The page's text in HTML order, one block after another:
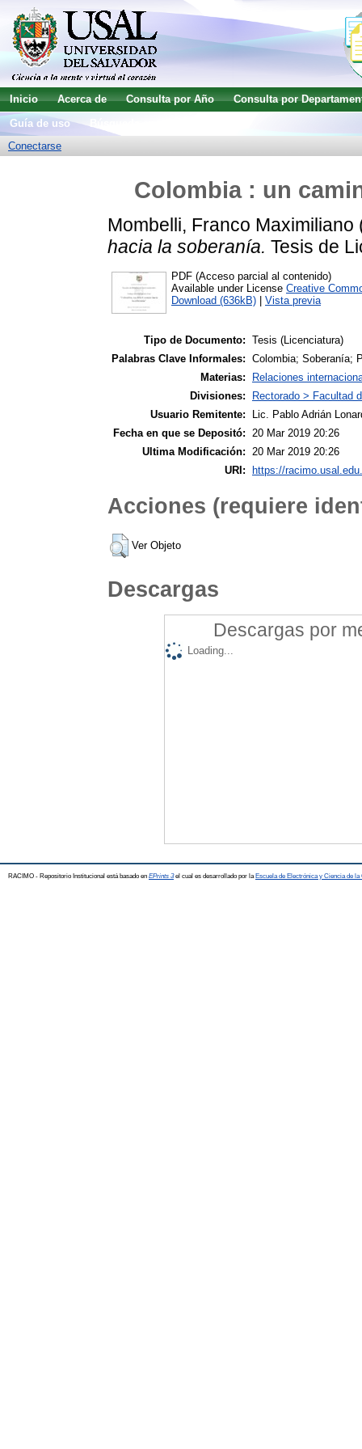
Inicio Acerca de Consulta por Año
Consulta por
Guía de uso
Conectarse
Colombia : un
Mombelli, Franco Maximiliano
hacia la soberanía. Tesis de
PDF (Acceso parcial al contenido)
Available under License Creative
Download (636kB)
Vista previa
Tipo de Documento: Tesis (Licenciatura)
Palabras Clave Informales: Colombia; Soberanía;
Materias:
Relaciones
Divisiones:
Rectorado > Facultad
Usuario Remitente:
Lic. Pablo Adrián
Fecha en que se Depositó: 20 Mar 2019 20:26
Ultima Modificación: 20 Mar 2019 20:26
URI:
https://
Acciones (requiere
Ver Objeto
Descargas
Descargas por
Loading...
RACIMO - Repositorio Institucional está basado en EPrints 3el cual es desarrollado por la Escuela de Electrónica y Ciencia de la